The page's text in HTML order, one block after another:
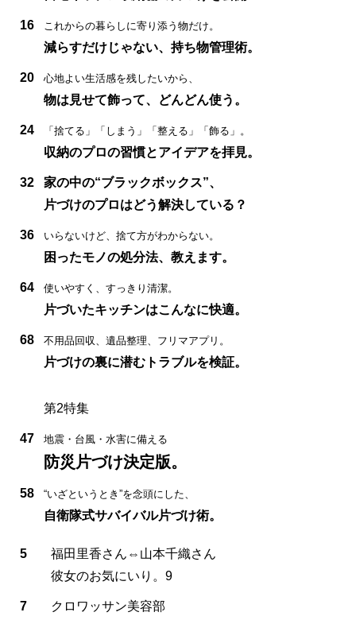
16 これからの暮らしに寄り添う物だけ。
減らすだけじゃない、持ち物管理術。
20 心地よい生活感を残したいから、
物は見せて飾って、どんどん使う。
24 「捨てる」「しまう」「整える」「飾る」。
収納のプロの習慣とアイデアを拝見。
32
家の中の“ブラックボックス”、
片づけのプロはどう解決している？
36 いらないけど、捨て方がわからない。
困ったモノの処分法、教えます。
64 使いやすく、すっきり清潔。
片づいたキッチンはこんなに快適。
68 不用品回収、遺品整理、フリマアプリ。
片づけの裏に潜むトラブルを検証。
第2特集
47 地震・台風・水害に備える
防災片づけ決定版。
58 “いざというとき”を念頭にした、
自衛隊式サバイバル片づけ術。
5
福田里香さん⇔山本千織さん
彼女のお気にいり。9
7
クロワッサン美容部